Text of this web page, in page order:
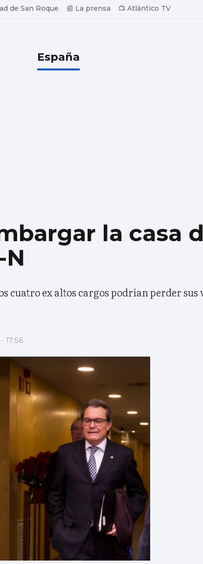
de San Roque 📰 La prensa 📺 Atlántico TV
España
la casa
cuatro ex altos cargos podrían perder sus
17:56